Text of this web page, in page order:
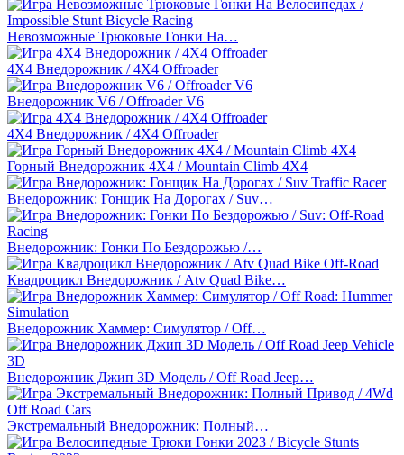
Невозможные Трюковые Гонки На…
4Х4 Внедорожник / 4X4 Offroader
Внедорожник V6 / Offroader V6
4X4 Внедорожник / 4X4 Offroader
Горный Внедорожник 4X4 / Mountain Climb 4X4
Внедорожник: Гонщик На Дорогах / Suv…
Внедорожник: Гонки По Бездорожью /…
Квадроцикл Внедорожник / Atv Quad Bike…
Внедорожник Хаммер: Симулятор / Off…
Внедорожник Джип 3D Модель / Off Road Jeep…
Экстремальный Внедорожник: Полный…